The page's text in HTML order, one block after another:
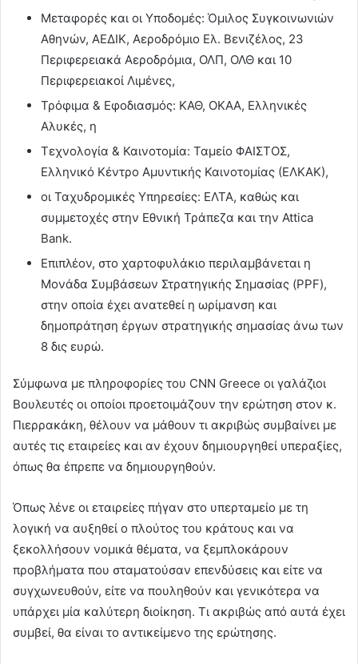
Μεταφορές και οι Υποδομές: Όμιλος Συγκοινωνιών
Αθηνών, ΑΕΔΙΚ, Αεροδρόμιο Ελ. Βενιζέλος, 23
Περιφερειακά Αεροδρόμια, ΟΛΠ, ΟΛΘ και 10
Περιφερειακοί Λιμένες,
Τρόφιμα & Εφοδιασμός: ΚΑΘ, ΟΚΑΑ, Ελληνικές
Αλυκές, η
Τεχνολογία & Καινοτομία: Ταμείο ΦΑΙΣΤΟΣ,
Ελληνικό Κέντρο Αμυντικής Καινοτομίας (ΕΛΚΑΚ),
οι Ταχυδρομικές Υπηρεσίες: ΕΛΤΑ, καθώς και
συμμετοχές στην Εθνική Τράπεζα και την Attica
Bank.
Επιπλέον, στο χαρτοφυλάκιο περιλαμβάνεται η
Μονάδα Συμβάσεων Στρατηγικής Σημασίας (PPF),
στην οποία έχει ανατεθεί η ωρίμανση και
δημοπράτηση έργων στρατηγικής σημασίας άνω των
8 δις ευρώ.
Σύμφωνα με πληροφορίες του CNN Greece οι γαλάζιοι
Βουλευτές οι οποίοι προετοιμάζουν την ερώτηση στον κ.
Πιερρακάκη, θέλουν να μάθουν τι ακριβώς συμβαίνει με
αυτές τις εταιρείες και αν έχουν δημιουργηθεί υπεραξίες,
όπως θα έπρεπε να δημιουργηθούν.
Όπως λένε οι εταιρείες πήγαν στο υπερταμείο με τη
λογική να αυξηθεί ο πλούτος του κράτους και να
ξεκολλήσουν νομικά θέματα, να ξεμπλοκάρουν
προβλήματα που σταματούσαν επενδύσεις και είτε να
συγχωνευθούν, είτε να πουληθούν και γενικότερα να
υπάρχει μία καλύτερη διοίκηση. Τι ακριβώς από αυτά έχει
συμβεί, θα είναι το αντικείμενο της ερώτησης.